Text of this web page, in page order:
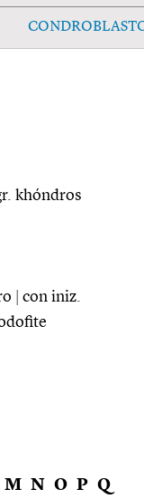
khóndros
con iniz.
M N O P Q